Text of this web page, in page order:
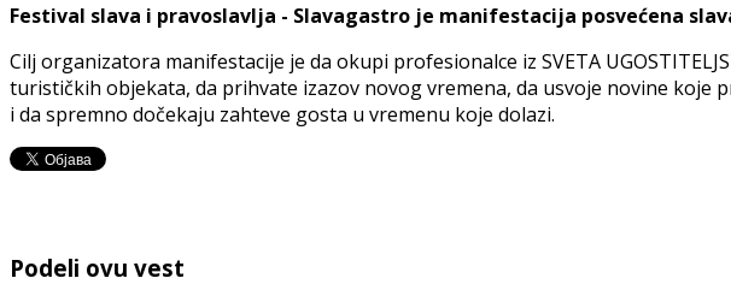
Festival slava i pravoslavlja - Slavagastro je manifestacija posvećena
Cilj organizatora manifestacije je da okupi profesionalce iz SVETA
turističkih objekata, da prihvate izazov novog vremena, da usvoje novine
i da spremno dočekaju zahteve gosta u vremenu koje dolazi.
Podeli ovu vest